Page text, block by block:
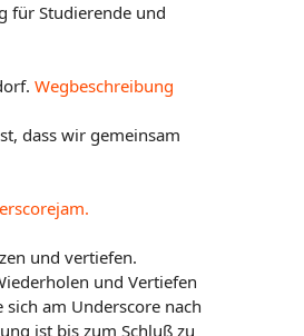
für Studierende und
Wegbeschreibung
dass wir gemeinsam
und vertiefen.
und Vertiefen
am Underscore nach
ist bis zum Schluß zu